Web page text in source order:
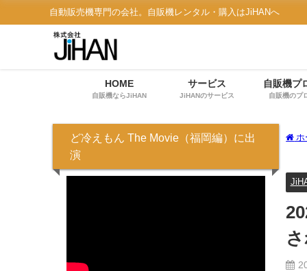
自動販売機専門の会社。自販機レンタル・購入はJiHANへ
HOME
自販機ならJiHAN
サービス
JiHANのサービス
自販機プ
自販機のプ
ホ
ど冷えもん The Movie（福岡編）に出
演